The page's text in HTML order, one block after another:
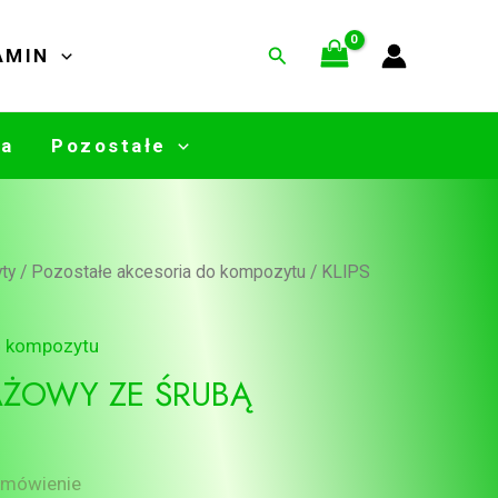
Search
Pozostałe
/ Pozostałe akcesoria do kompozytu / KLIPS
kompozytu
ZE ŚRUBĄ
produkty
produktów